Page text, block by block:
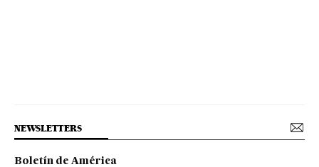
NEWSLETTERS
Boletín de América